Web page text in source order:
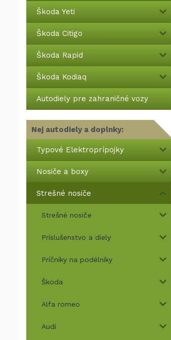
Škoda Yeti
Škoda Citigo
Škoda Rapid
Škoda Kodiaq
Autodiely pre zahraničné vozy
Nej autodiely a doplnky:
Typové Elektroprípojky
Nosiče a boxy
Strešné nosiče
Strešné nosiče
Príslušenstvo a diely
Príčníky na podélníky
Škoda
Alfa romeo
Audi